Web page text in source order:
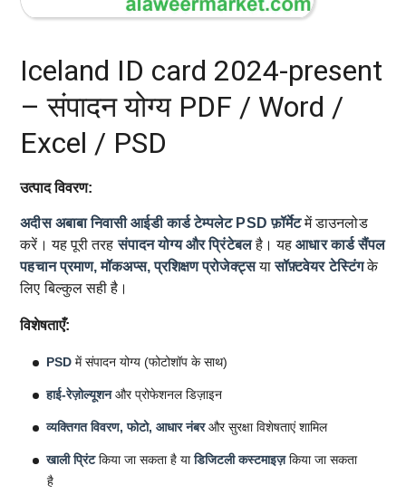
Iceland ID card 2024-present
– संपादन योग्य PDF / Word /
Excel / PSD
उत्पाद विवरण:
अदीस अबाबा निवासी आईडी कार्ड टेम्पलेट PSD फ़ॉर्मेटमें डाउनलोड
करें। यह पूरी तरहसंपादन योग्य और प्रिंटेबलहै। यहआधार कार्ड सैंपल
पहचान प्रमाण, मॉकअप्स, प्रशिक्षण प्रोजेक्ट्सयासॉफ़्टवेयर टेस्टिंगके
लिए बिल्कुल सही है।
विशेषताएँ:
PSD में संपादन योग्य (फोटोशॉप के साथ)
हाई-रेज़ोल्यूशनऔर प्रोफेशनल डिज़ाइन
व्यक्तिगत विवरण, फोटो, आधार नंबरऔर सुरक्षा विशेषताएं शामिल
खाली प्रिंटकिया जा सकता है याडिजिटली कस्टमाइज़किया जा सकता
है